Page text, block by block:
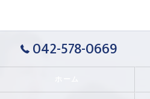
042-578-0669